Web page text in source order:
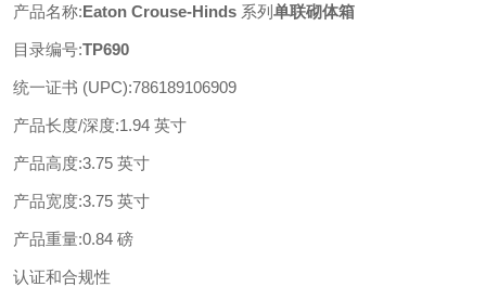
产品名称:Eaton Crouse-Hinds 系列 单联砌体箱
目录编号:TP690
统一证书 (UPC):786189106909
产品长度/深度:1.94 英寸
产品高度:3.75 英寸
产品宽度:3.75 英寸
产品重量:0.84 磅
认证和合规性